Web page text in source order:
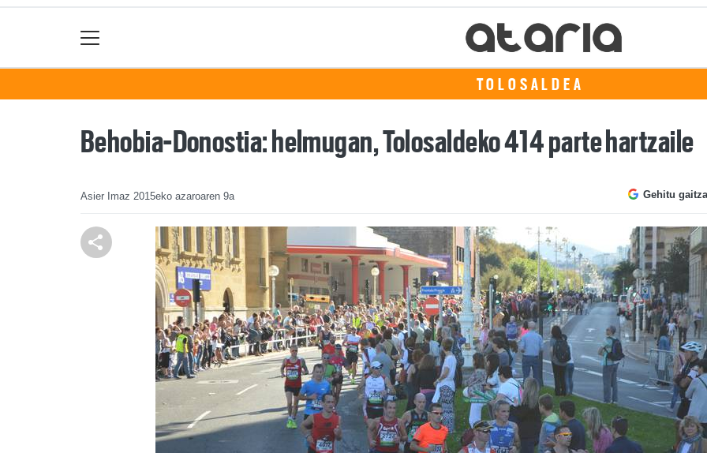
TOLOSALDEA
Behobia-Donostia: helmugan, Tolosaldeko 414 parte hartzaile
Asier Imaz 2015eko azaroaren 9a Gehitu